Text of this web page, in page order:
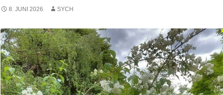
8. JUNI 2026 SYCH